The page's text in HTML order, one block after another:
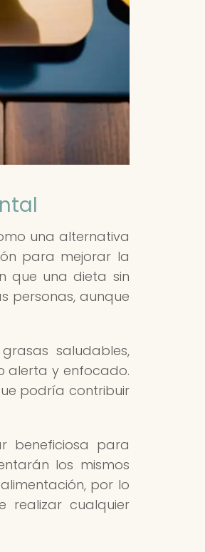
una alternativa
para mejorar la
que una dieta sin
personas, aunque
saludables,
alerta y enfocado.
podría contribuir
beneficiosa para
los mismos
por lo
realizar cualquier